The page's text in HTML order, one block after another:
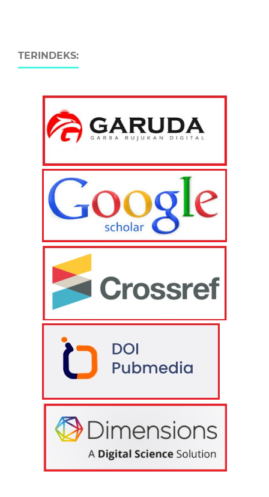
TERINDEKS: